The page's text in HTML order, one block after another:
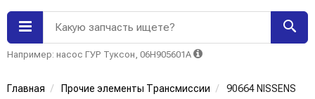
Какую запчасть ищете?
Например: насос ГУР Туксон, 06H905601A
Главная Прочие элементы Трансмиссии 90664 NISSENS